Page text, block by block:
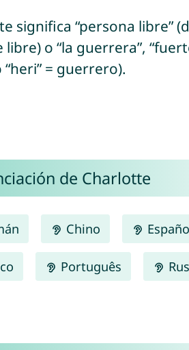
significa “persona libre”
o “la guerrera”,
= guerrero).
de Charlotte
Chino
Português